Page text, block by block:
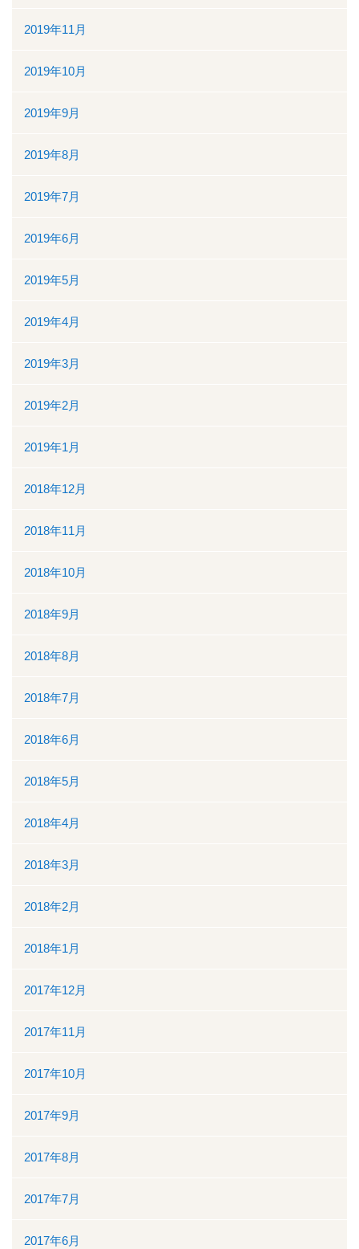
2019年11月
2019年10月
2019年9月
2019年8月
2019年7月
2019年6月
2019年5月
2019年4月
2019年3月
2019年2月
2019年1月
2018年12月
2018年11月
2018年10月
2018年9月
2018年8月
2018年7月
2018年6月
2018年5月
2018年4月
2018年3月
2018年2月
2018年1月
2017年12月
2017年11月
2017年10月
2017年9月
2017年8月
2017年7月
2017年6月